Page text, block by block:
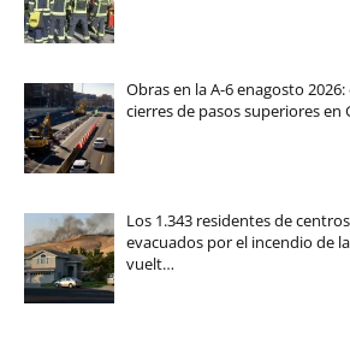
Obras en la A-6 enagosto
cierres de pasos superiores en
Los 1.343 residentes de
evacuados por el incendio de
vuelt…